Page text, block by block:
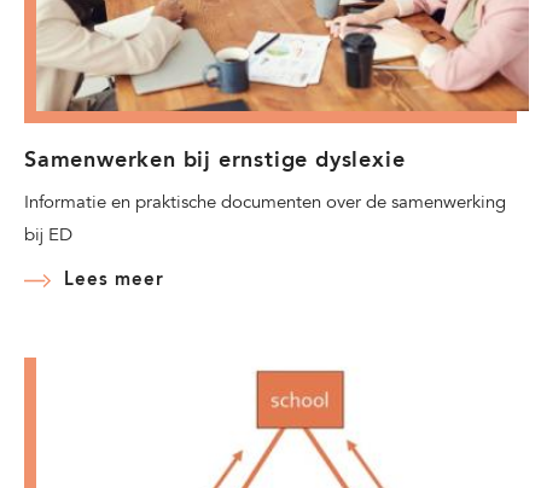
Samenwerken bij ernstige dyslexie
Informatie en praktische documenten over de samenwerking
bij ED
Lees meer